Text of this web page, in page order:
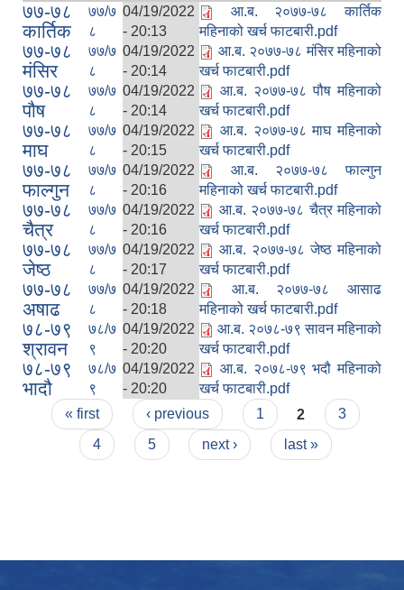
७७-७८
कार्तिक
७७/७
८
04/19/2022
- 20:13
आ.ब. २०७७-७८ कार्तिक
महिनाको खर्च फाटबारी.pdf
७७-७८
मंसिर
७७/७
८
04/19/2022
- 20:14
आ.ब. २०७७-७८ मंसिर महिनाको
खर्च फाटबारी.pdf
७७-७८
पौष
७७/७
८
04/19/2022
- 20:14
आ.ब. २०७७-७८ पौष महिनाको
खर्च फाटबारी.pdf
७७-७८
माघ
७७/७
८
04/19/2022
- 20:15
आ.ब. २०७७-७८ माघ महिनाको
खर्च फाटबारी.pdf
७७-७८
फाल्गुन
७७/७
८
04/19/2022
- 20:16
आ.ब. २०७७-७८ फाल्गुन
महिनाको खर्च फाटबारी.pdf
७७-७८
चैत्र
७७/७
८
04/19/2022
- 20:16
आ.ब. २०७७-७८ चैत्र महिनाको
खर्च फाटबारी.pdf
७७-७८
जेष्ठ
७७/७
८
04/19/2022
- 20:17
आ.ब. २०७७-७८ जेष्ठ महिनाको
खर्च फाटबारी.pdf
७७-७८
अषाढ
७७/७
८
04/19/2022
- 20:18
आ.ब. २०७७-७८ आसाढ
महिनाको खर्च फाटबारी.pdf
७८-७९
श्रावन
७८/७
९
04/19/2022
- 20:20
आ.ब. २०७८-७९ सावन महिनाको
खर्च फाटबारी.pdf
७८-७९
भादौ
७८/७
९
04/19/2022
- 20:20
आ.ब. २०७८-७९ भदौ महिनाको
खर्च फाटबारी.pdf
Pages
« first ‹ previous 1 2
3
4
5 next › last »